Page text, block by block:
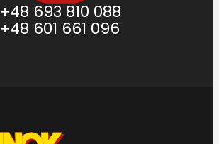
+48 693 810 088
+48 601 661 096